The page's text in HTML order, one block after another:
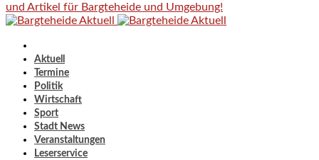
und Artikel für Bargteheide und Umgebung!
Aktuell
Termine
Politik
Wirtschaft
Sport
Stadt News
Veranstaltungen
Leserservice